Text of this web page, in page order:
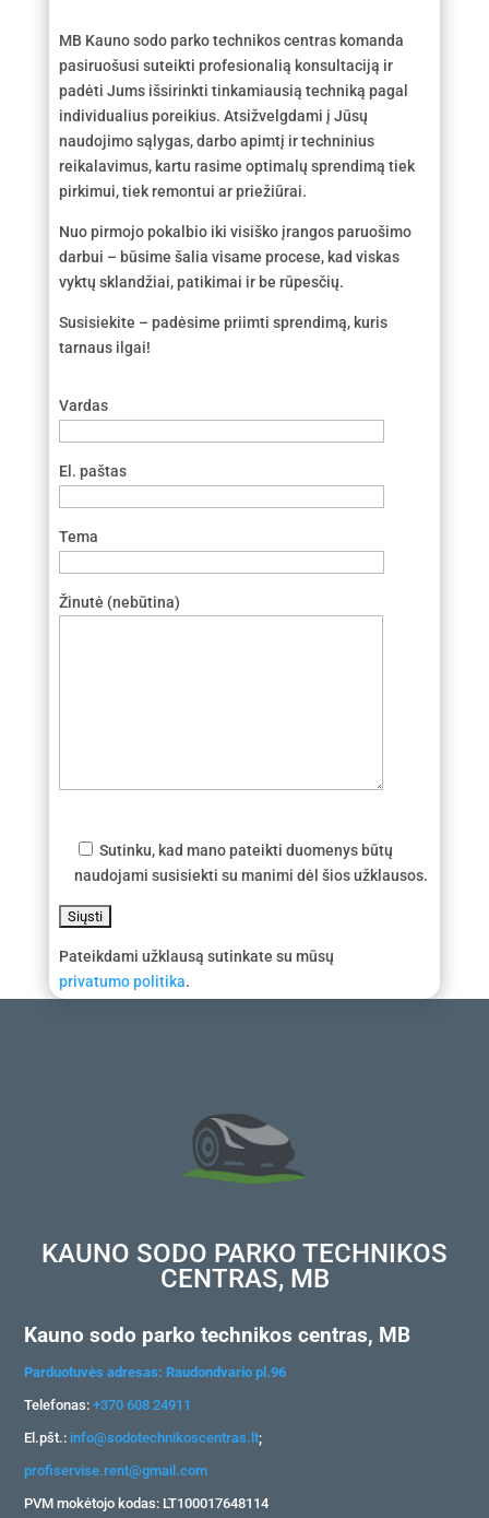
MB Kauno sodo parko technikos centras komanda
pasiruošusi suteikti profesionalią konsultaciją ir
padėti Jums išsirinkti tinkamiausią techniką pagal
individualius poreikius. Atsižvelgdami į Jūsų
naudojimo sąlygas, darbo apimtį ir techninius
reikalavimus, kartu rasime optimalų sprendimą tiek
pirkimui, tiek remontui ar priežiūrai.
Nuo pirmojo pokalbio iki visiško įrangos paruošimo
darbui – būsime šalia visame procese, kad viskas
vyktų sklandžiai, patikimai ir be rūpesčių.
Susisiekite – padėsime priimti sprendimą, kuris
tarnaus ilgai!
Vardas
El. paštas
Tema
Žinutė (nebūtina)
Sutinku, kad mano pateikti duomenys būtų
naudojami susisiekti su manimi dėl šios užklausos.
Pateikdami užklausą sutinkate su mūsų
privatumo politika.
KAUNO SODO PARKO TECHNIKOS
CENTRAS, MB
Kauno sodo parko technikos centras, MB
Parduotuvės adresas: Raudondvario pl.96
Telefonas:+370 608 24911
El.pšt.: info@sodotechnikoscentras.lt;
profiservise.rent@gmail.com
PVM mokėtojo kodas: LT100017648114